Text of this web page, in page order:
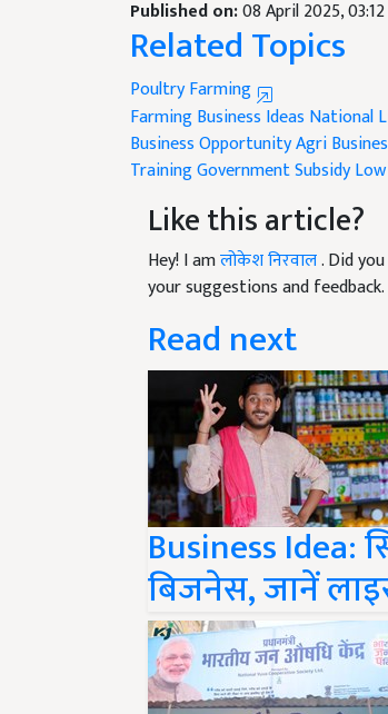
Related Topics
Poultry Farming
Farming Business Ideas
Business OpportunityAgri
Training Government Subsidy
Like this article?
Hey! I amलोकेश निरवाल. Did
your suggestions and feedback.
Read next
Business Idea:
बिजनेस, जानें